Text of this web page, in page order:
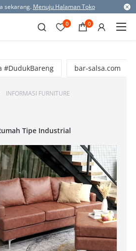
sekarang. Menuju Halaman Toko
0 0
#DudukBareng bar-salsa.com
INFORMASI FURNITURE
Tipe Industrial